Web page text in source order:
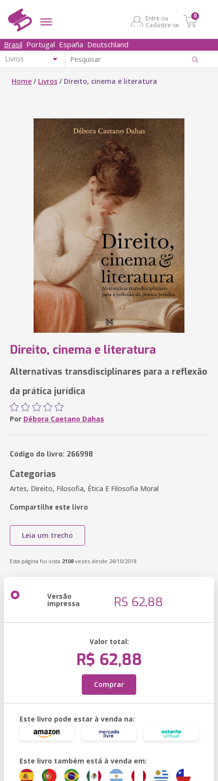
Entre ou
Cadastre-se
0
Brasil Portugal España Deutschland
Home / Livros / Direito, cinema e literatura
Direito, cinema e literatura
Alternativas transdisciplinares para a reflexão
da prática jurídica
Por Débora Caetano Dahas
Código do livro: 266998
Categorias
Artes, Direito, Filosofia, Ética E Filosofia Moral
Compartilhe este livro
Leia um trecho
Esta página foi vista 2108vezes desde 24/10/2018
Versão
impressa R$ 62,88
Valor total:
R$ 62,88
Comprar
Este livro pode estar à venda na:
Este livro também está à venda em: